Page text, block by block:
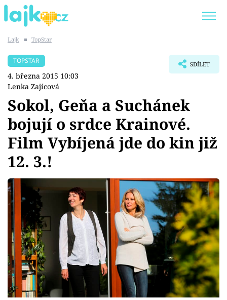
SHOPAHOLICADEL
Témata
Showbyznys
Youtubeři
Virály
Sex a vztahy
Videa
Sledujte prima+
Lajk ■ TopStar
TOPSTAR
4. března 2015 10:03
Lenka Zajícová
SDÍLET
Sokol, Geňa a Suchánek
bojují o srdce Krainové.
Film Vybíjená jde do kin již
12. 3.!